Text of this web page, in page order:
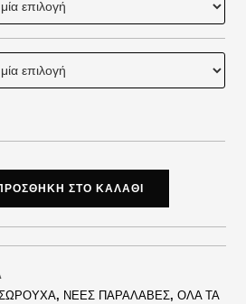
ΣΤΟ ΚΑΛΆΘΙ
, ΝΕΕΣ ΠΑΡΑΛΑΒΕΣ,ΟΛΑ ΤΑ